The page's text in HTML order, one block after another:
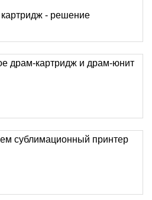
- решение
драм-картридж и драм-юнит
сублимационный принтер